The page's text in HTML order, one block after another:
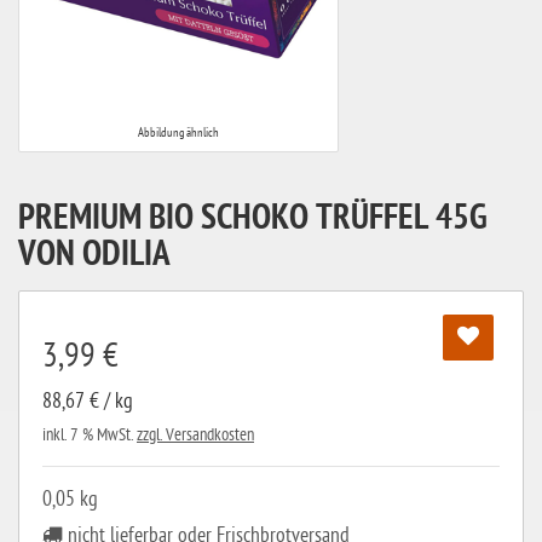
Abbildung ähnlich
PREMIUM BIO SCHOKO TRÜFFEL 45G
VON ODILIA
3,99 €
88,67 € / kg
inkl. 7 % MwSt.zzgl. Versandkosten
0,05 kg
nicht lieferbar oder Frischbrotversand